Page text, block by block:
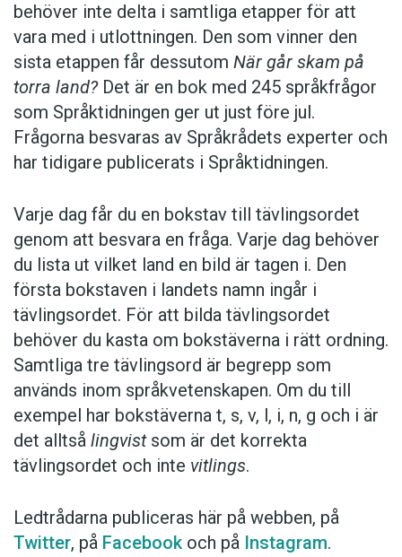
behöver inte delta i samtliga etapper för att
vara med i utlottningen. Den som vinner den
sista etappen får dessutom När går skam på
torra land? Det är en bok med 245 språkfrågor
som Språktidningen ger ut just före jul.
Frågorna besvaras av Språkrådets experter och
har tidigare publicerats i Språktidningen.
Varje dag får du en bokstav till tävlingsordet
genom att besvara en fråga. Varje dag behöver
du lista ut vilket land en bild är tagen i. Den
första bokstaven i landets namn ingår i
tävlingsordet. För att bilda tävlingsordet
behöver du kasta om bokstäverna i rätt ordning.
Samtliga tre tävlingsord är begrepp som
används inom språkvetenskapen. Om du till
exempel har bokstäverna t, s, v, l, i, n, g och i är
det alltså lingvistsom är det korrekta
tävlingsordet och inte vitlings.
Ledtrådarna publiceras här på webben, på
Twitter, på Facebook och på Instagram.